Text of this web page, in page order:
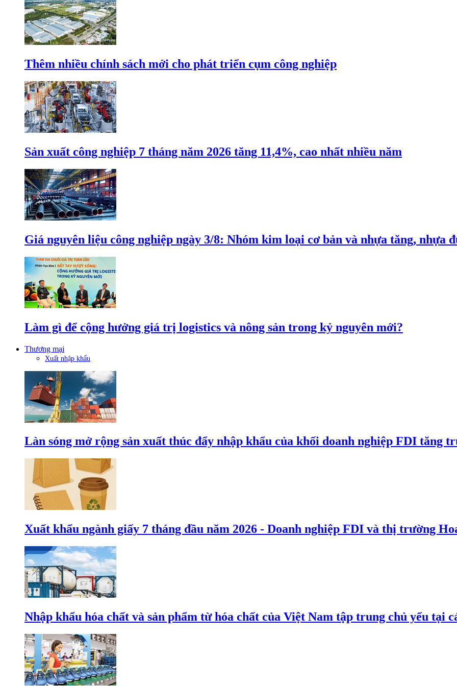
Thêm nhiều chính sách mới cho phát triển cụm công nghiệp
Sản xuất công nghiệp 7 tháng năm 2026 tăng 11,4%, cao nhất nhiều năm
Giá nguyên liệu công nghiệp ngày 3/8: Nhóm kim loại cơ bản và nhựa tăng, nhựa
Làm gì để cộng hưởng giá trị logistics và nông sản trong kỷ nguyên mới?
Thương mại
Xuất nhập khẩu
Làn sóng mở rộng sản xuất thúc đẩy nhập khẩu của khối doanh nghiệp FDI tăng
Xuất khẩu ngành giấy 7 tháng đầu năm 2026 - Doanh nghiệp FDI và thị trường
Nhập khẩu hóa chất và sản phẩm từ hóa chất của Việt Nam tập trung chủ yếu tại